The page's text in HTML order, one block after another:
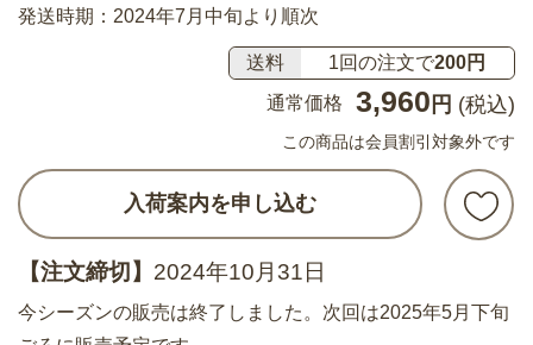
発送時期：2024年7月中旬より順次
送料 1回の注文で200円
通常価格
3,960 円 (税込)
この商品は会員割引対象外です
入荷案内を申し込む
【注文締切】 2024年10月31日
今シーズンの販売は終了しました。次回は2025年5月下旬